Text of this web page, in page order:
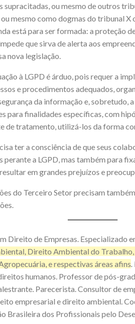
supracitadas, ou mesmo de outros
mesmo como dogmas do tribunal X
está para ser formada: a proteção
que sirva de alerta aos
nova legislação.
à LGPD é árduo, pois requer a
e procedimentos adequados,
da informação e, sobretudo,
para finalidades específicas, com
de tratamento, utilizá-los da forma
ter a consciência de que seus
a LGPD, mas também para
em grandes prejuízos e
do Terceiro Setor precisam
Direito de Empresas. Especializado
Direito Ambiental do
e respectivas áreas afins
humanos. Professor de pós-
Parecerista. Consultor de
empresarial e direito ambiental.
Brasileira dos Profissionais pelo